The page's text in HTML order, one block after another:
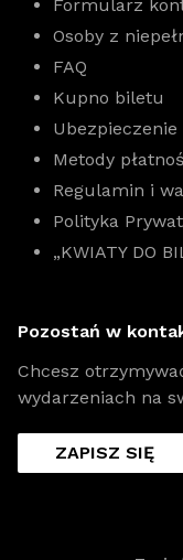
Formularz
Osoby z
FAQ
Kupno biletu
Metody
Regulamin i
Polityka
„KWIATY DO
Pozostań w
Chcesz
wydarzeniach na
ZAPISZ SIĘ